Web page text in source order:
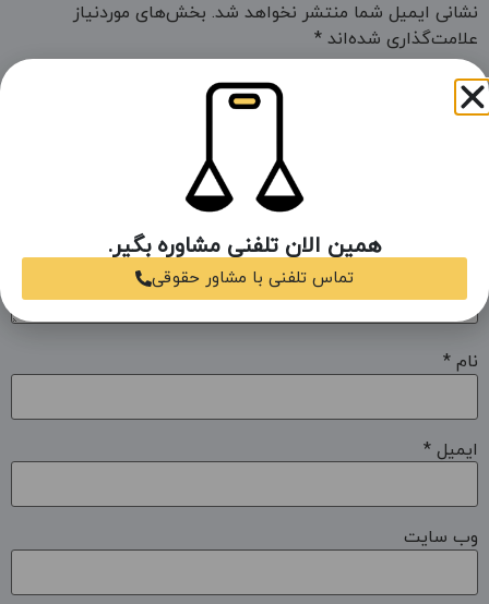
نشانی ایمیل شما منتشر نخواهد شد. بخش‌های موردنیاز
علامت‌گذاری شده‌اند *
دیدگاه
نام *
ایمیل *
وب‌ سایت
همین الان تلفنی مشاوره بگیر.
تماس تلفنی با مشاور حقوقی